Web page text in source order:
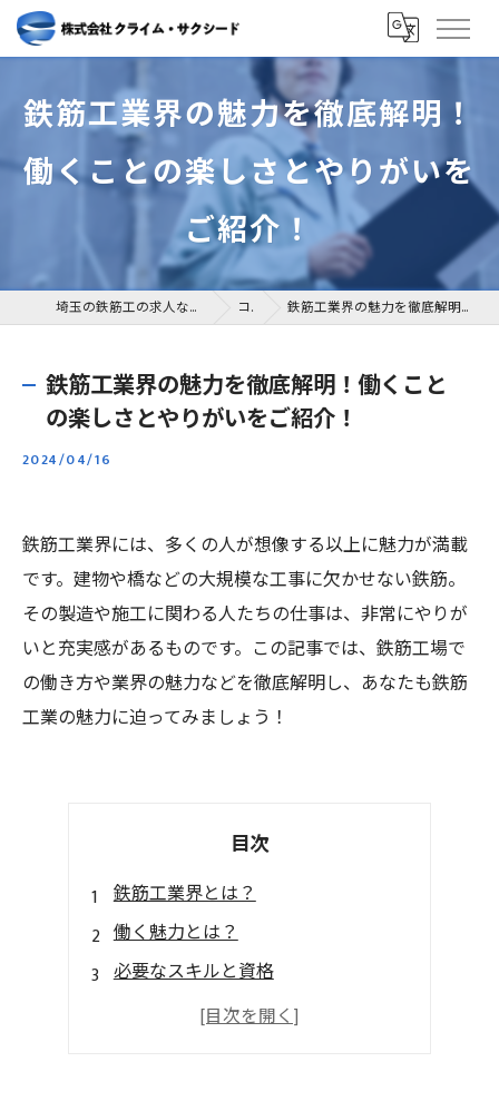
鉄筋工業界の魅力を徹底解明！
働くことの楽しさとやりがいを
ご紹介！
埼玉の鉄筋工の求人なら株式会社クライム・サクシード コラム 鉄筋工業界の魅力を徹底解明！働くことの楽しさとやりがいをご紹介！
鉄筋工業界の魅力を徹底解明！働くこと
の楽しさとやりがいをご紹介！
2024/04/16
鉄筋工業界には、多くの人が想像する以上に魅力が満載
です。建物や橋などの大規模な工事に欠かせない鉄筋。
その製造や施工に関わる人たちの仕事は、非常にやりが
いと充実感があるものです。この記事では、鉄筋工場で
の働き方や業界の魅力などを徹底解明し、あなたも鉄筋
工業の魅力に迫ってみましょう！
目次
鉄筋工業界とは？
働く魅力とは？
必要なスキルと資格
キャリアパスの可能性